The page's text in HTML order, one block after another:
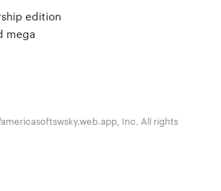
edition
mega
Inc. All rights